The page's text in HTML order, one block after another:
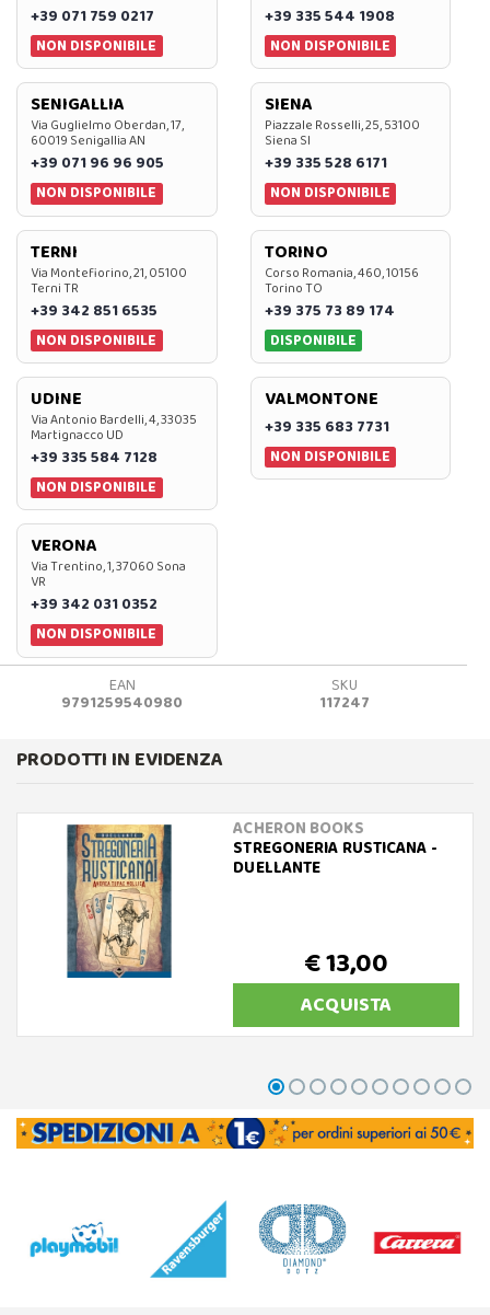
+39 071 759 0217
NON DISPONIBILE
+39 335 544 1908
NON DISPONIBILE
SENIGALLIA
Via Guglielmo Oberdan, 17,
60019 Senigallia AN
+39 071 96 96 905
NON DISPONIBILE
SIENA
Piazzale Rosselli, 25, 53100
Siena SI
+39 335 528 6171
NON DISPONIBILE
TERNI
Via Montefiorino, 21, 05100
Terni TR
+39 342 851 6535
NON DISPONIBILE
TORINO
Corso Romania, 460, 10156
Torino TO
+39 375 73 89 174
DISPONIBILE
UDINE
Via Antonio Bardelli, 4, 33035
Martignacco UD
+39 335 584 7128
NON DISPONIBILE
VALMONTONE
+39 335 683 7731
NON DISPONIBILE
VERONA
Via Trentino, 1, 37060 Sona
VR
+39 342 031 0352
NON DISPONIBILE
EAN
9791259540980
SKU
117247
PRODOTTI IN EVIDENZA
ACHERON BOOKS
STREGONERIA RUSTICANA -
DUELLANTE
€ 13,00
ACQUISTA